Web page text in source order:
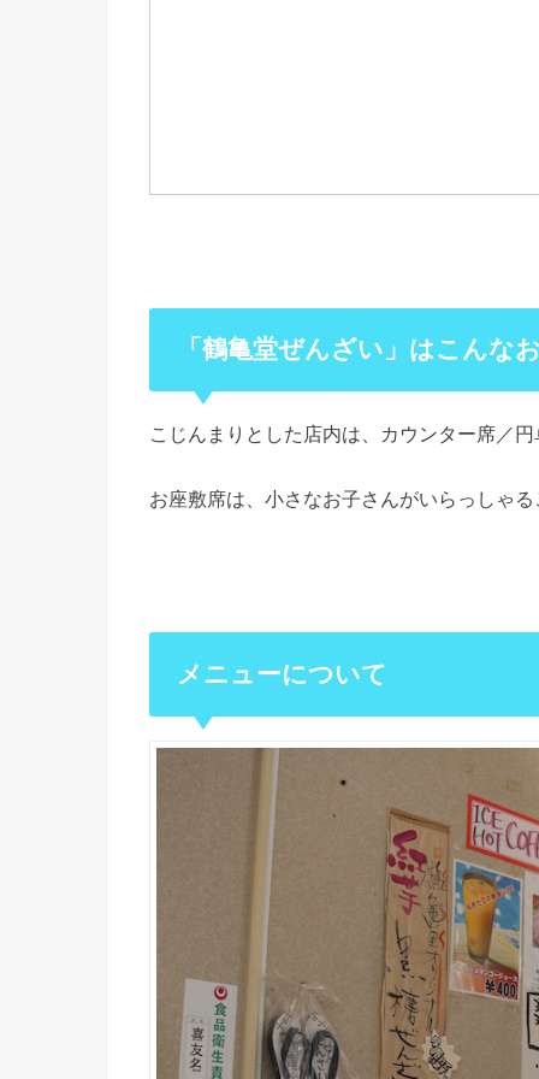
「鶴亀堂ぜんざい」はこんな
こじんまりとした店内は、カウンター席／
お座敷席は、小さなお子さんがいらっしゃ
メニューについて